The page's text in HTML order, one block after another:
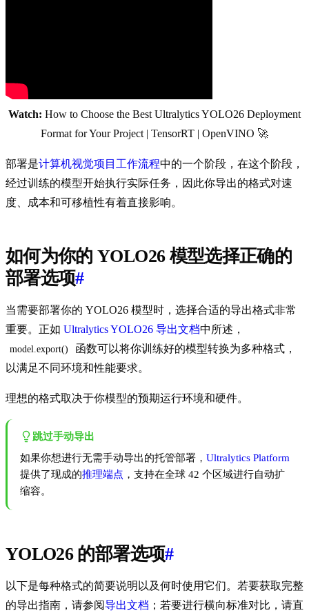
Watch: How to Choose the Best Ultralytics YOLO26 Deployment
Format for Your Project | TensorRT | OpenVINO 🚀
部署是计算机视觉项目工作流程中的一个阶段，在这个阶段，
经过训练的模型开始执行实际任务，因此你导出的格式对速
度、成本和可移植性有着直接影响。
如何为你的 YOLO26 模型选择正确的
部署选项#
当需要部署你的 YOLO26 模型时，选择合适的导出格式非常
重要。正如 Ultralytics YOLO26 导出文档中所述，
model.export()
函数可以将你训练好的模型转换为多种格式，
以满足不同环境和性能要求。
理想的格式取决于你模型的预期运行环境和硬件。
跳过手动导出
如果你想进行无需手动导出的托管部署， Ultralytics Platform
提供了现成的推理端点 ，支持在全球 42 个区域进行自动扩
缩容。
YOLO26 的部署选项#
以下是每种格式的简要说明以及何时使用它们。若要获取完整
的导出指南，请参阅导出文档 ；若要进行横向标准对比，请直